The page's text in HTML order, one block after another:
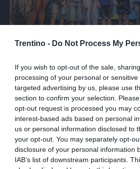
Trentino - Do Not Process My
If you wish to opt-out of the sale,
processing of your personal or
targeted advertising by us, please use
section to confirm your selection.
opt-out request is processed you may
interest-based ads based on personal
us or personal information disclosed to
your opt-out. You may separately opt-
disclosure of your personal information
IAB’s list of downstream participants.
Tutte le foto della Festa
medaglie, campioni e
stagione trentina